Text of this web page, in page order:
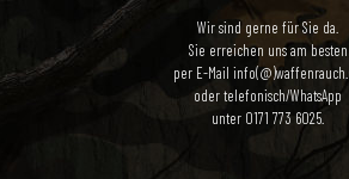
Wir sind gerne für Sie da.
Sie erreichen uns am besten
per E-Mail
oder telefonisch/WhatsApp
unter 0171 773 6025.